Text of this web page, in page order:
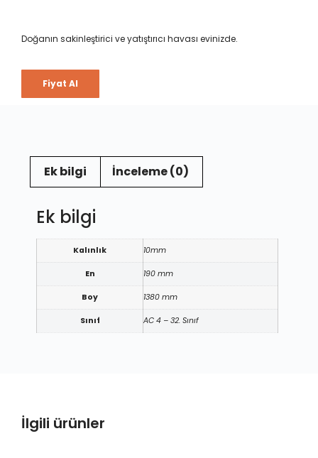
Doğanın sakinleştirici ve yatıştırıcı havası evinizde.
Fiyat Al
Ek bilgi İnceleme (0)
Ek bilgi
Kalınlık 10mm
En 190 mm
Boy 1380 mm
Sınıf AC 4 – 32. Sınıf
İlgili ürünler